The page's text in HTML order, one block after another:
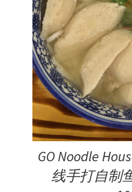
GO Noodle
线手打自制